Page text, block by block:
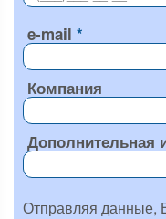
e-mail
Компания
Дополнительная
Отправляя данные,